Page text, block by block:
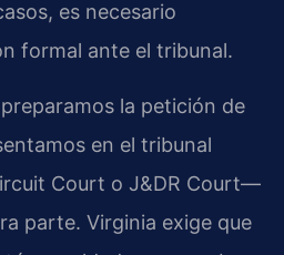
es necesario
formal ante el tribunal.
la petición de
en el tribunal
Court o J&DR Court—
parte. Virginia exige que